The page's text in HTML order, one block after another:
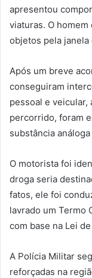
apresentou
viaturas. O
objetos pela
Após um breve
conseguiram
pessoal e
percorrido, foram
substância
O motorista foi
droga seria
fatos, ele foi
lavrado um Termo
com base na Lei
A Polícia Militar
reforçadas na